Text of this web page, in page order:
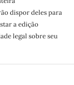
dispor deles para
a edição
legal sobre seu